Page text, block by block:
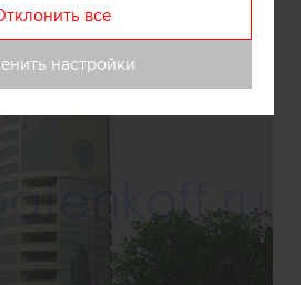
все
настройки